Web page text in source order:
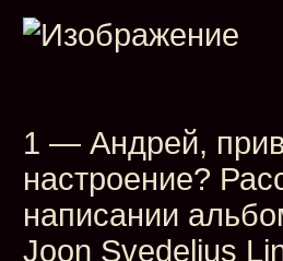
1 — Андрей,
настроение?
написании
Joon Svedelius